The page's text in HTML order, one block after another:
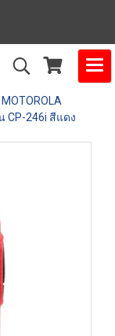
MOTOROLA
CP-246i สีแดง